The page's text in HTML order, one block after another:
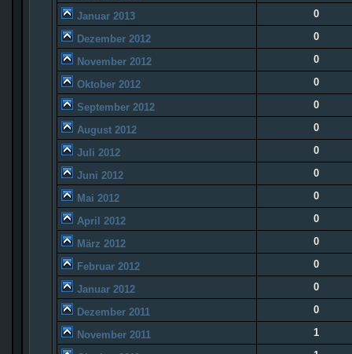
Januar 2013 0
Dezember 2012 0
November 2012 0
Oktober 2012 0
September 2012 0
August 2012 0
Juli 2012 0
Juni 2012 0
Mai 2012 0
April 2012 0
März 2012 0
Februar 2012 0
Januar 2012 0
Dezember 2011 0
November 2011 1